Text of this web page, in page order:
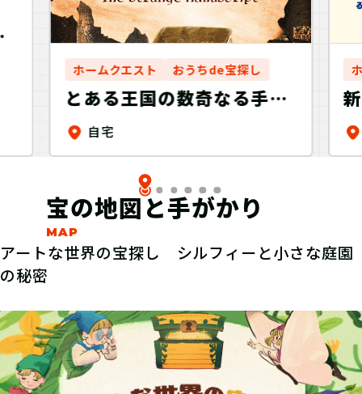
ホームクエスト おうちde宝探し
とある王国の数奇なる手稿
バーチャルプログラム
自宅
宝の地図と手がかり
アートな世界の宝探し シルフィーと小さな庭園
の秘密